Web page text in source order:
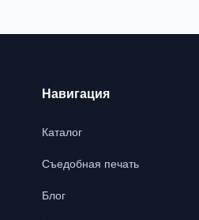
Навигация
Каталог
Съедобная печать
Блог